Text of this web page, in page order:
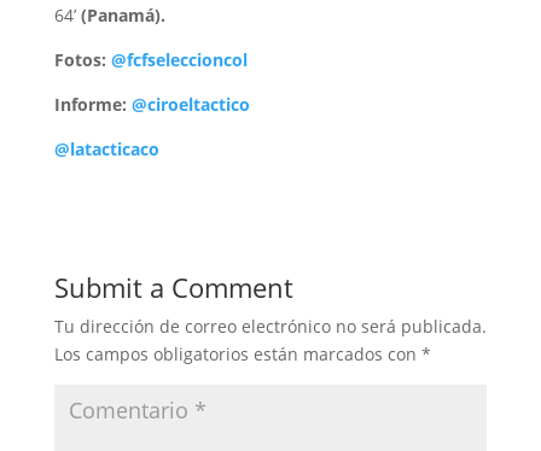
64’ (Panamá).
Fotos: @fcfseleccioncol
Informe: @ciroeltactico
@latacticaco
Submit a Comment
Tu dirección de correo electrónico no será publicada.
Los campos obligatorios están marcados con *